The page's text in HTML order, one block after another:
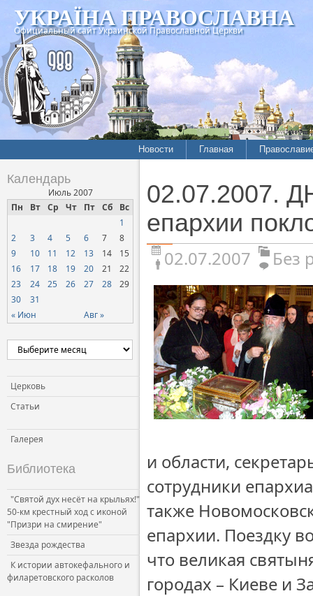
УКРАЇНА ПРАВОСЛАВНА
Официальный сайт Украинской Православной Церкви
Новости Главная
Календарь
Июль 2007
Пн
Вт Ср Чт Пт Сб Вс
« Июн Авг »
1
2
3 4 5 6 7
8
9
10 11 12 13 14
15
16
17 18 19 20 21
22
23
24 25 26 27 28
29
30
31
Церковь
Статьи
Галерея
Библиотека
"Святой дух несёт на крыльях!"
50-км крестный ход с иконой
"Призри на смирение"
Звезда рождества
К истории автокефального и
филаретовского расколов
02.07.2007.
епархии
02.07.2007 Без
и области,
сотрудники
также
епархии. Поездку
что великая
городах – Киеве и